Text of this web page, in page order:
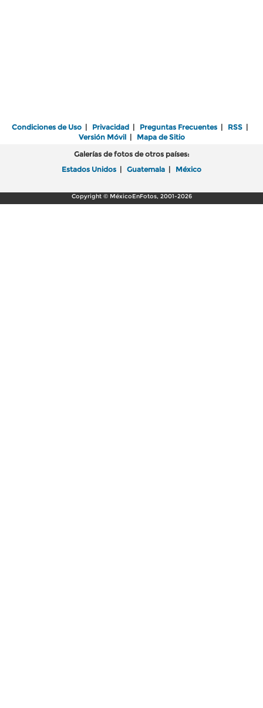
Condiciones de Uso | Privacidad | Preguntas Frecuentes | RSS |
Versión Móvil| Mapa de Sitio
Galerías de fotos de otros países:
Estados Unidos | Guatemala | México
Copyright © MéxicoEnFotos, 2001-2026